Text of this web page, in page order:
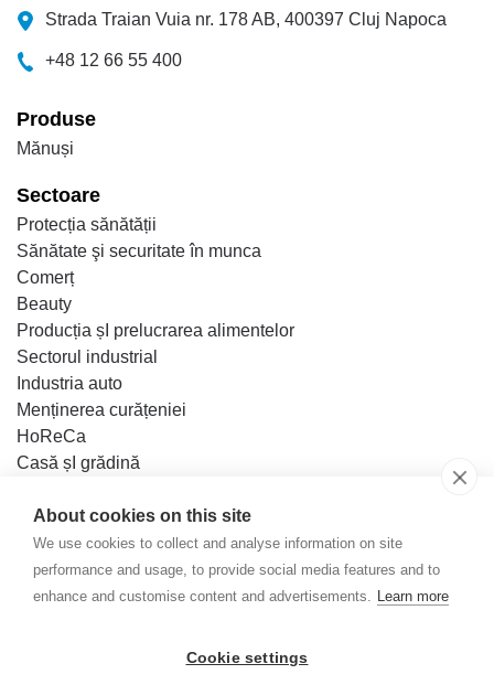
About cookies on this site
We use cookies to collect and analyse information on site
performance and usage, to provide social media features and to
enhance and customise content and advertisements. Learn more
Cookie settings
Strada Traian Vuia nr. 178 AB, 400397 Cluj Napoca
+48 12 66 55 400
Produse
Mănuși
Sectoare
Protecția sănătății
Sănătate şi securitate în munca
Comerț
Beauty
Producția șI prelucrarea alimentelor
Sectorul industrial
Industria auto
Menținerea curățeniei
HoReCa
Casă șI grădină
Contact
Mercator Medical S.R.L.